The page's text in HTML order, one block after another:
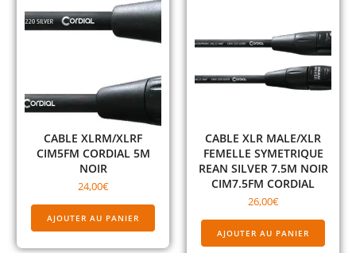
CABLE XLRM/XLRF
CIM5FM CORDIAL 5M
NOIR
24,00€
AJOUTER AU PANIER
CABLE XLR MALE/XLR
FEMELLE SYMETRIQUE
REAN SILVER 7.5M NOIR
CIM7.5FM CORDIAL
26,00€
AJOUTER AU PANIER